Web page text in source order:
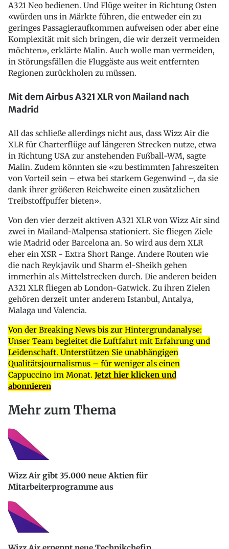
A321 Neo bedienen. Und Flüge weiter in Richtung Osten
«würden uns in Märkte führen, die entweder ein zu
geringes Passagieraufkommen aufweisen oder aber eine
Komplexität mit sich bringen, die wir derzeit vermeiden
möchten», erklärte Malin. Auch wolle man vermeiden,
in Störungsfällen die Fluggäste aus weit entfernten
Regionen zurückholen zu müssen.
Mit dem Airbus A321 XLR von Mailand nach
Madrid
All das schließe allerdings nicht aus, dass Wizz Air die
XLR für Charterflüge auf längeren Strecken nutze, etwa
in Richtung USA zur anstehenden Fußball-WM, sagte
Malin. Zudem könnten sie «zu bestimmten Jahreszeiten
von Vorteil sein – etwa bei starkem Gegenwind –, da sie
dank ihrer größeren Reichweite einen zusätzlichen
Treibstoffpuffer bieten».
Von den vier derzeit aktiven A321 XLR von Wizz Air sind
zwei in Mailand-Malpensa stationiert. Sie fliegen Ziele
wie Madrid oder Barcelona an. So wird aus dem XLR
eher ein XSR - Extra Short Range. Andere Routen wie
die nach Reykjavik und Sharm el-Sheikh gehen
immerhin als Mittelstrecken durch. Die anderen beiden
A321 XLR fliegen ab London-Gatwick. Zu ihren Zielen
gehören derzeit unter anderem Istanbul, Antalya,
Malaga und Valencia.
Von der Breaking News bis zur Hintergrundanalyse:
Unser Team begleitet die Luftfahrt mit Erfahrung und
Leidenschaft. Unterstützen Sie unabhängigen
Qualitätsjournalismus – für weniger als einen
Cappuccino im Monat. Jetzt hier klicken und
abonnieren
Mehr zum Thema
Wizz Air gibt 35.000 neue Aktien für
Mitarbeiterprogramme aus